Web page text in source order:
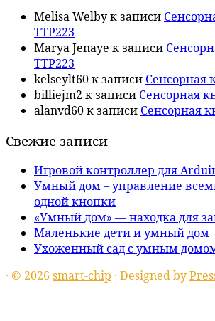
Melisa Welbyк записи
TTP223
Marya Jenaye к записи
TTP223
kelseylt60к записи Сенсорная
billiejm2 к записи Сенсорная
alanvd60к записи Сенсорная
Свежие записи
Игровой контроллер для
Умный дом – управление
одной кнопки
«Умный дом» — находка для
Маленькие дети и умный дом
Ухоженный сад с умным
· © 2026 smart-chip · Designed by